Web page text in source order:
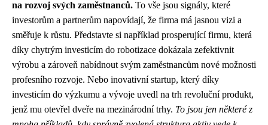
na rozvoj svých zaměstnanců. To vše jsou signály, které
investorům a partnerům napovídají, že firma má jasnou vizi a
směřuje k růstu. Představte si například prosperující firmu, která
díky chytrým investicím do robotizace dokázala zefektivnit
výrobu a zároveň nabídnout svým zaměstnancům nové možnosti
profesního rozvoje. Nebo inovativní startup, který díky
investicím do výzkumu a vývoje uvedl na trh revoluční produkt,
jenž mu otevřel dveře na mezinárodní trhy. To jsou jen některé z